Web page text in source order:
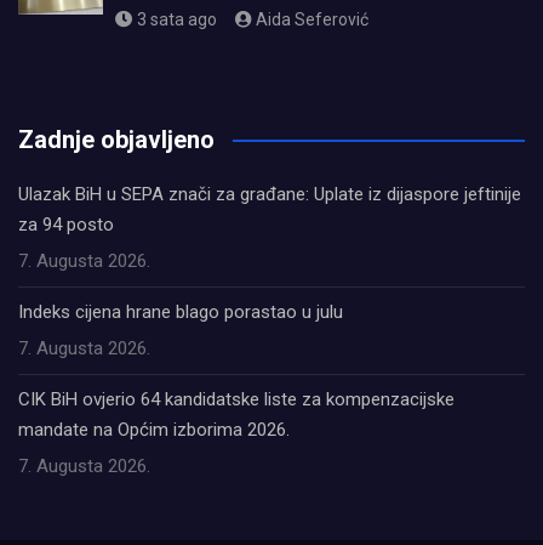
3 sata ago Aida Seferović
Zadnje objavljeno
Ulazak BiH u SEPA znači za građane: Uplate iz dijaspore jeftinije
za 94 posto
7. Augusta 2026.
Indeks cijena hrane blago porastao u julu
7. Augusta 2026.
CIK BiH ovjerio 64 kandidatske liste za kompenzacijske
mandate na Općim izborima 2026.
7. Augusta 2026.